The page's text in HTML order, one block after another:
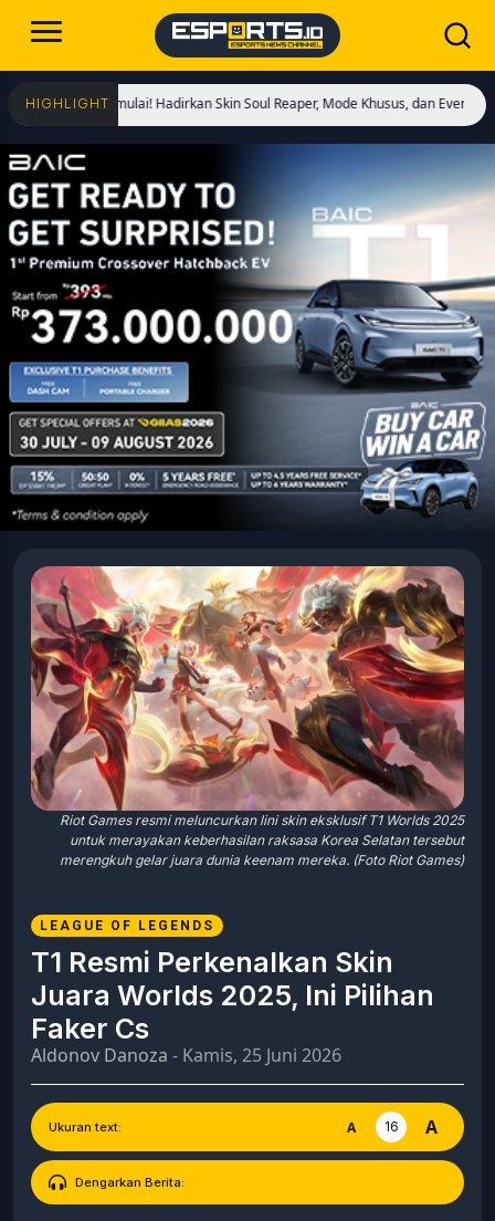
HIGHLIGHT
Dimulai! Hadirkan Skin Soul Reaper, Mode Khusus, dan Event Eksklusif!
Riot Games resmi meluncurkan lini skin eksklusif T1 Worlds 2025
untuk merayakan keberhasilan raksasa Korea Selatan tersebut
merengkuh gelar juara dunia keenam mereka. (Foto Riot Games)
LEAGUE OF LEGENDS
T1 Resmi Perkenalkan Skin
Juara Worlds 2025, Ini Pilihan
Faker Cs
Aldonov Danoza - Kamis, 25 Juni 2026
Ukuran text: A 16 A
Dengarkan Berita: